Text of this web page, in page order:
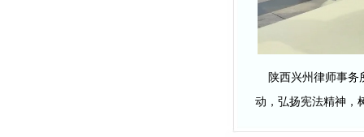
陕西兴州律师事务
动，弘扬宪法精神，